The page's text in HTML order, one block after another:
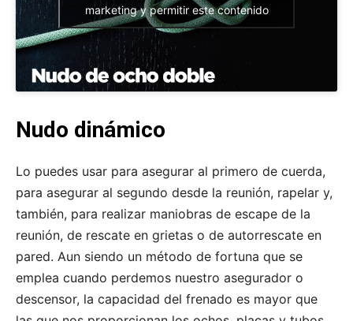
marketing y permitir este contenido
Nudo dinámico
Lo puedes usar para asegurar al primero de cuerda,
para asegurar al segundo desde la reunión, rapelar y,
también, para realizar maniobras de escape de la
reunión, de rescate en grietas o de autorrescate en
pared. Aun siendo un método de fortuna que se
emplea cuando perdemos nuestro asegurador o
descensor, la capacidad del frenado es mayor que